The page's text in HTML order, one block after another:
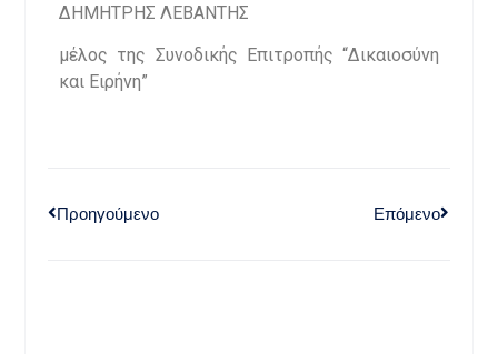
ΔΗΜΗΤΡΗΣ ΛΕΒΑΝΤΗΣ
μέλος της Συνοδικής Επιτροπής “Δικαιοσύνη
και Ειρήνη”
Προηγούμενο Επόμενο